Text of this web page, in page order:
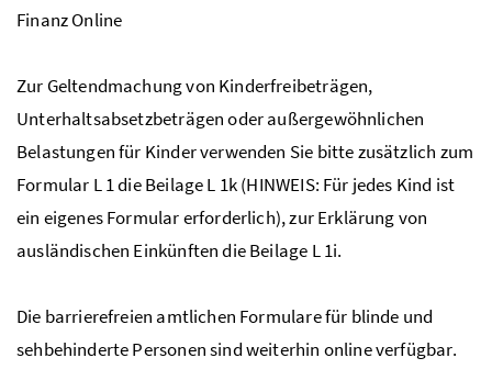
Finanz Online
Zur Geltendmachung von Kinderfreibeträgen,
Unterhaltsabsetzbeträgen oder außergewöhnlichen
Belastungen für Kinder verwenden Sie bitte zusätzlich zum
Formular L 1 die Beilage L 1k (HINWEIS: Für jedes Kind ist
ein eigenes Formular erforderlich), zur Erklärung von
ausländischen Einkünften die Beilage L 1i.
Die barrierefreien amtlichen Formulare für blinde und
sehbehinderte Personen sind weiterhin online verfügbar.